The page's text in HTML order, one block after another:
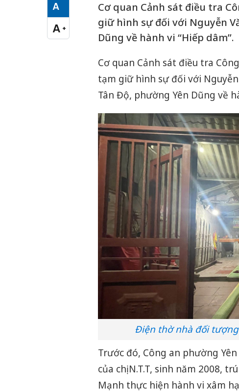
A
Cỡ chữ vừa
A +
Cỡ chữ lớn
Cơ quan Cảnh sát điều tra
giữ hình sự đối với Nguyễn
Dũng về hành vi “Hiếp dâm”.
Cơ quan Cảnh sát điều tra
tạm giữ hình sự đối với
Tân Độ, phường Yên Dũng về
Điện thờ nhà đối
Trước đó, Công an phường
của chị N.T.T, sinh năm 2008,
Mạnh thực hiện hành vi xâm